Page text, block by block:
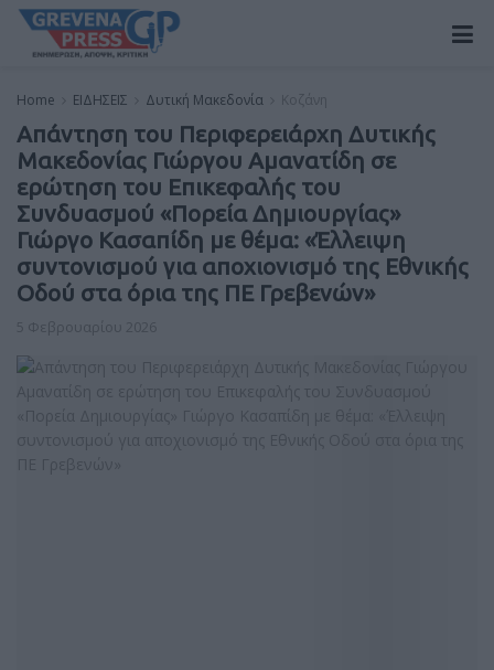
Home ΕΙΔΗΣΕΙΣ Δυτική Μακεδονία Κοζάνη
Απάντηση του Περιφερειάρχη Δυτικής
Μακεδονίας Γιώργου Αμανατίδη σε
ερώτηση του Επικεφαλής του
Συνδυασμού «Πορεία Δημιουργίας»
Γιώργο Κασαπίδη με θέμα: «Έλλειψη
συντονισμού για αποχιονισμό της Εθνικής
Οδού στα όρια της ΠΕ Γρεβενών»
5 Φεβρουαρίου 2026